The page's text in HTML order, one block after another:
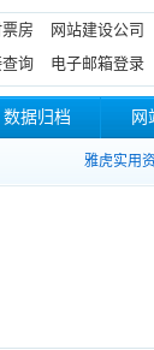
房 网站建设公司
询
电子邮箱登录
数据归档 网
雅虎实用